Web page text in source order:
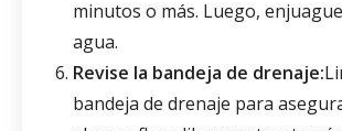
minutos o más. Luego,
agua.
Revise la bandeja de drenaje:
bandeja de drenaje para